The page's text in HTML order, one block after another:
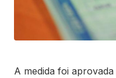
A medida foi